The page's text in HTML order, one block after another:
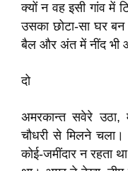
क्यों न वह इसी गांव में
उसका छोटा-सा घर
बैल और अंत में नींद भी
दो
अमरकान्त सवेरे उठा,
चौधरी से मिलने
कोई-जमींदार न रहता